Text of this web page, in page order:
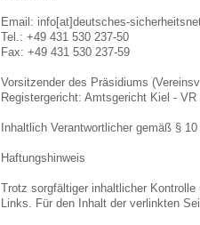
Email: info[at]deutsches-
Tel.: +49 431 530 237-50
Fax: +49 431 530 237-59
Vorsitzender des Präsidiums
Registergericht: Amtsgericht Kiel - VR
Inhaltlich Verantwortlicher gemäß §
Haftungshinweis
Trotz sorgfältiger inhaltlicher
Links. Für den Inhalt der verlinkten